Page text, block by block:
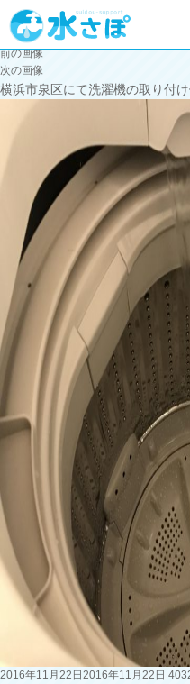
前の画像
次の画像
横浜市泉区にて洗濯機の取り付
投
2016年11月22日 2016年11月22日 フ